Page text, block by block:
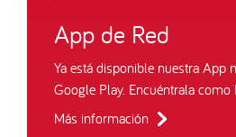
App de Red
Ya está disponible nuestra App
Google Play. Encuéntrala como
Más información